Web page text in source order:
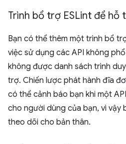
Trình bổ trợ ESLint để hỗ
Bạn có thể thêm một trình bổ
việc sử dụng các API không
không được danh sách trình
trợ. Chiến lược phát hành đĩa
có thể cảnh báo bạn khi một
cho người dùng của bạn, vì vậy
theo dõi cho bản thân.